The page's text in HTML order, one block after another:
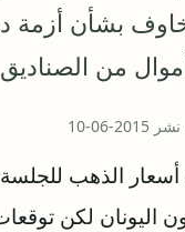
بشأن أزمة
أموال من
الذهب للجلسة
لكن